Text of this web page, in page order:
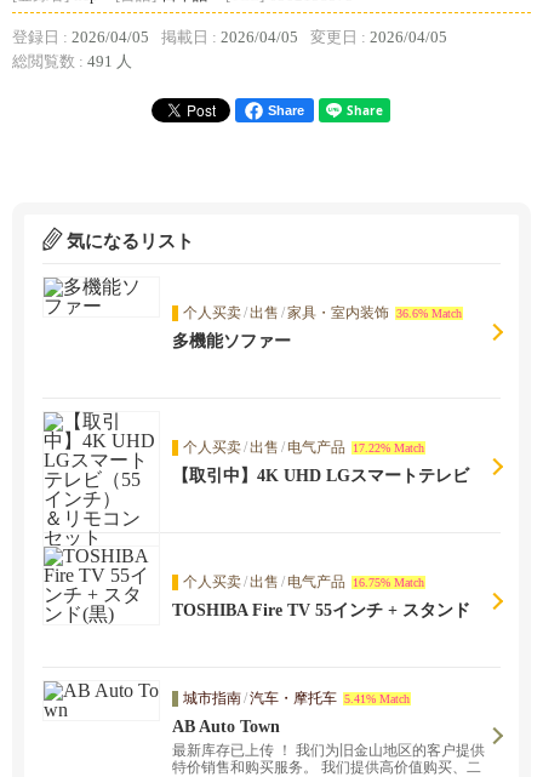
登録日 : 2026/04/05 掲載日 : 2026/04/05 変更日 : 2026/04/05
総閲覧数 : 491 人
Share
気になるリスト
个人买卖/出售 /家具・室内装饰 36.6% Match
多機能ソファー
个人买卖/出售 / 电气产品 17.22% Match
【取引中】4K UHD LGスマートテレビ
个人买卖/出售 / 电气产品 16.75% Match
TOSHIBA Fire TV 55インチ + スタンド
城市指南/汽车・摩托车 5.41% Match
AB Auto Town
最新库存已上传 ！ 我们为旧金山地区的客户提供
特价销售和购买服务。 我们提供高价值购买、二